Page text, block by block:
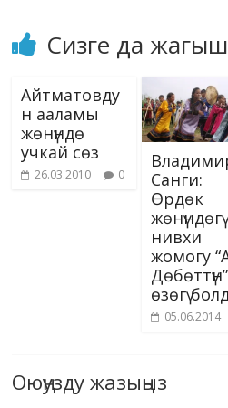
Сизге да
Айтматовду
н ааламы
жөнүндө
учкай сөз
26.03.2010 0
Санги:
Өрдөк
жөнүндөгү
нивхи
жомогу
Дөбөттүн”
өзөгү
05.06.2014
Оюңузду жазыңыз